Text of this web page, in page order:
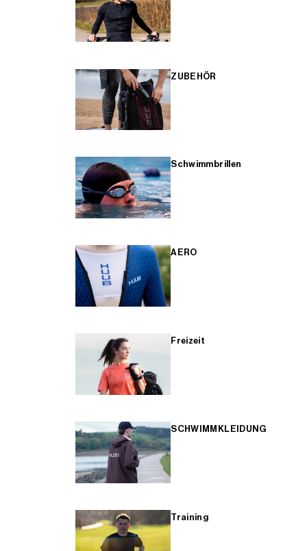
ZUBEHÖR
Schwimmbrillen
AERO
Freizeit
SCHWIMMKLEIDUNG
Training